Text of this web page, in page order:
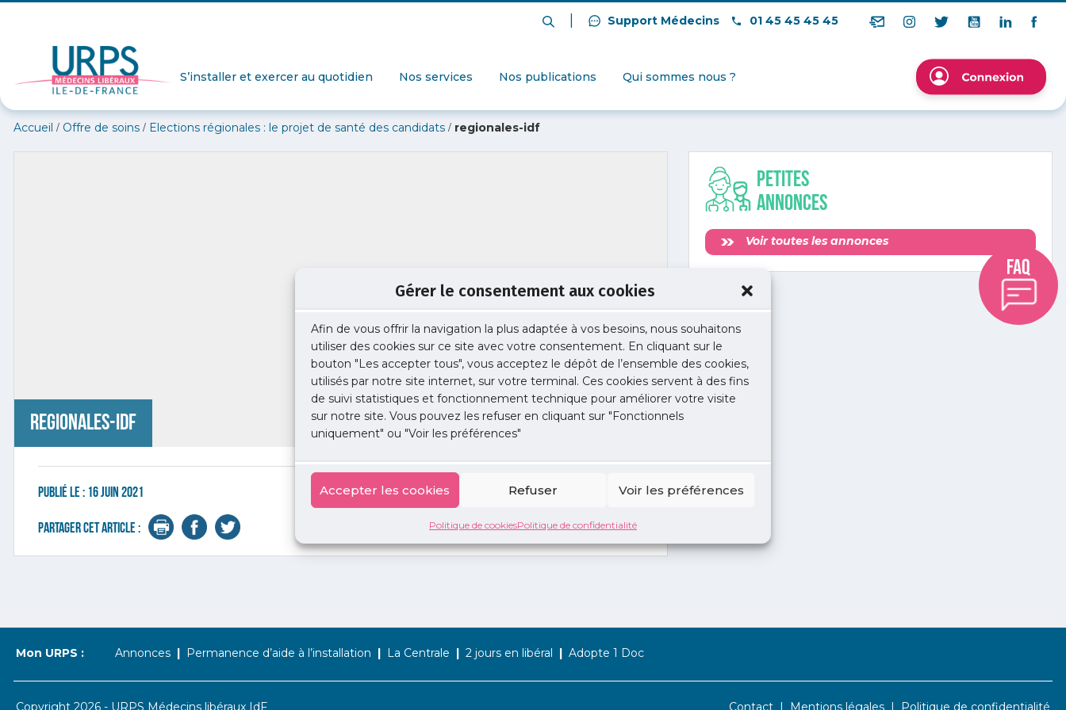
Gérer le consentement aux cookies
Afin de vous offrir la navigation la plus adaptée à vos besoins, nous souhaitons
utiliser des cookies sur ce site avec votre consentement. En cliquant sur le
bouton "Les accepter tous", vous acceptez le dépôt de l’ensemble des cookies,
utilisés par notre site internet, sur votre terminal. Ces cookies servent à des fins
de suivi statistiques et fonctionnement technique pour améliorer votre visite
sur notre site. Vous pouvez les refuser en cliquant sur "Fonctionnels
uniquement" ou "Voir les préférences"
Accepter les cookies Refuser Voir les préférences
Politique de cookiesPolitique de confidentialité
Support Médecins 01 45 45 45 45
S’installer et exercer au quotidien Nos services Nos publications Qui sommes nous ?
Accueil / Offre de soins / Elections régionales : le projet de santé des candidats / regionales-idf
regionales-idf
Publié le : 16 juin 2021
Partager cet article :
Petites
annonces
Voir toutes les annonces
Mon URPS : Annonces Permanence d’aide à l’installation La Centrale 2 jours en libéral Adopte 1 Doc
Copyright 2026 - URPS Médecins libéraux IdF Contact Mentions légales Politique de confidentialité